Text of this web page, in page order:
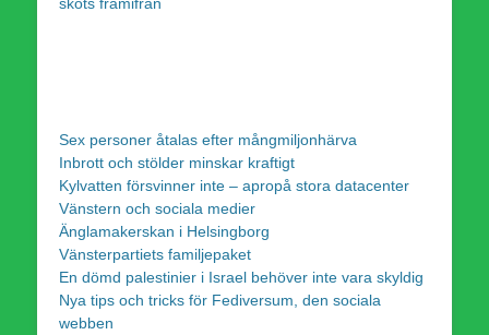
Sex personer åtalas efter mångmiljonhärva
Inbrott och stölder minskar kraftigt
Kylvatten försvinner inte – apropå stora datacenter
Vänstern och sociala medier
Änglamakerskan i Helsingborg
Vänsterpartiets familjepaket
En dömd palestinier i Israel behöver inte vara skyldig
Nya tips och tricks för Fediversum, den sociala
webben